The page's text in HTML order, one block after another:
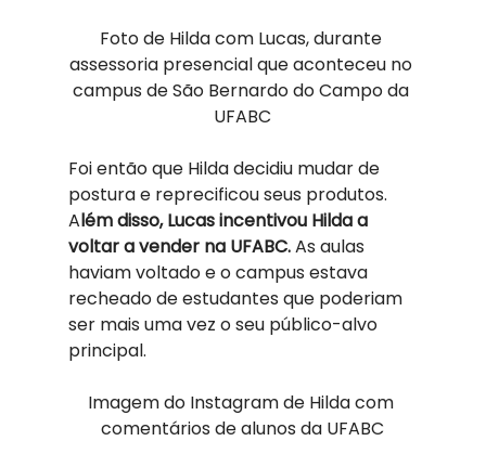
Foto de Hilda com Lucas, durante
assessoria presencial que aconteceu no
campus de São Bernardo do Campo da
UFABC
Foi então que Hilda decidiu mudar de
postura e reprecificou seus produtos.
Além disso, Lucas incentivou Hilda a
voltar a vender na UFABC. As aulas
haviam voltado e o campus estava
recheado de estudantes que poderiam
ser mais uma vez o seu público-alvo
principal.
Imagem do Instagram de Hilda com
comentários de alunos da UFABC